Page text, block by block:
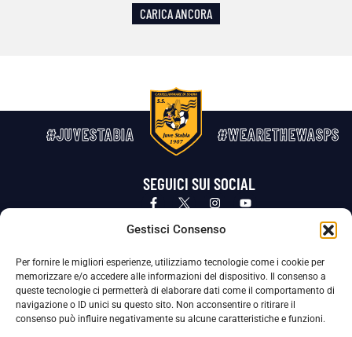
Gestisci Consenso
Per fornire le migliori esperienze, utilizziamo tecnologie come i cookie per
memorizzare e/o accedere alle informazioni del dispositivo. Il consenso a
queste tecnologie ci permetterà di elaborare dati come il comportamento di
navigazione o ID unici su questo sito. Non acconsentire o ritirare il
consenso può influire negativamente su alcune caratteristiche e funzioni.
CARICA ANCORA
#JUVESTABIA #WEARETHEWASPS
SEGUICI SUI SOCIAL
Privacy Policy Cookie Policy
La Società ha nominato il Responsabile della Protezione dei Dati Personali (DPO), figura specializzata che vigila sulle modalità
adottate dalla nostra Società per tutelare i Suoi dati personali.
Per contattare il DPO può scrivere a